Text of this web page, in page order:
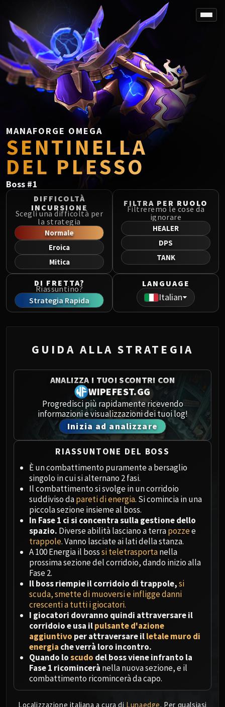
SPOREFALL
Rotmire
VS / DR / MQD
Imperator Averzian
Vorasius
Vaelgor & Ezzorak
Fallen-King Salhadaar
Lightblinded Vanguard
Crown of the Cosmos
Chimaerus the Undreamt God
Belo'ren, Child of Al'ar
Midnight Falls
SIEGE OF ORGRIMMAR
Immerseus
Fallen Protectors
Norushen
Sha of Pride
Galakras
Iron Juggernaut
Kor'kron Dark Shaman
General Nazgrim
Malkorok
Siegecrafter Blackfuse
Garrosh Hellscream
THRONE OF THUNDER
Jin'rokh the Breaker
Horridon
Council of Elders
Tortos
Megaera
Durumu the Forgotten
Primordius
Dark Animus
Iron Qon
Twin Empyreans
Lei Shen
Ra-den
MANAFORGE OMEGA
Plexus Sentinel
Loom'ithar
Soulbinder Naazindhri
Forgeweaver Araz
The Soul Hunters
Fractillus
Nexus-King Salhadaar
Dimensius, the All-Devouring
MSV / HOF / TOES
MANAFORGE OMEGA
SENTINELLA
DEL PLESSO
Boss #1
DIFFICOLTÀ
INCURSIONE
Scegli una difficoltà per
la strategia
Normale
Eroica
Mitica
FILTRA PER RUOLO
Filtreremo le cose da
ignorare
HEALER
DPS
TANK
DI FRETTA?
Riassuntino?
Strategia Rapida
LANGUAGE
Italian
GUIDA ALLA STRATEGIA
ANALIZZA I TUOI SCONTRI CON
WIPEFEST.GG
Progredisci più rapidamente ricevendo
informazioni e visualizzazioni dei tuoi log!
Inizia ad analizzare
RIASSUNTONE DEL BOSS
È un combattimento puramente a bersaglio
singolo in cui si alternano 2 fasi.
Il combattimento si svolge in un corridoio
suddiviso dapareti di energia. Si comincia in una
piccola sezione insieme al boss.
In Fase 1 ci si concentra sulla gestione dello
spazio. Diverse abilità lasciano a terrapozzee
trappole. Vanno lasciate ai lati della stanza.
A 100 Energia il bosssi teletrasportanella
prossima sezione del corridoio, dando inizio alla
Fase 2.
Il boss riempie il corridoio di trappole,si
scuda, smette di muoversi e infligge danni
crescenti a tutti i giocatori.
I giocatori dovranno quindi attraversare il
corridoio e usa ilpulsante d'azione
aggiuntivo per attraversare illetale muro di
energia che verrà loro incontro.
Quando loscudo del boss viene infranto la
Fase 1 ricomincerà nella nuova sezione, e il
combattimento ricomincerà da capo.
Localizzazione italiana a cura di Lunaedge. Per qualsiasi